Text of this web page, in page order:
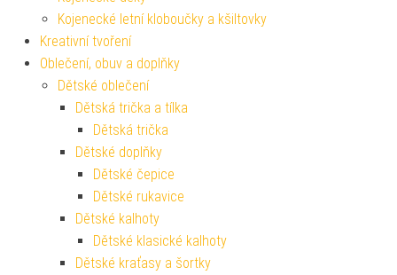
Kojenecké letní kloboučky a kšiltovky
Kreativní tvoření
Oblečení, obuv a doplňky
Dětské oblečení
Dětská trička a tílka
Dětská trička
Dětské doplňky
Dětské čepice
Dětské rukavice
Dětské kalhoty
Dětské klasické kalhoty
Dětské kraťasy a šortky